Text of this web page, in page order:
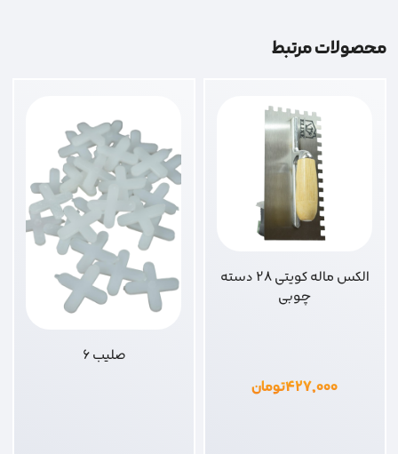
محصولات مرتبط
الکس ماله کویتی 28 دسته
چوبی
۴۲۷,۰۰۰تومان
صلیب 6